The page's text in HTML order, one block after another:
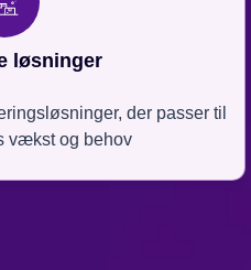
løsninger
der passer til
vækst og behov